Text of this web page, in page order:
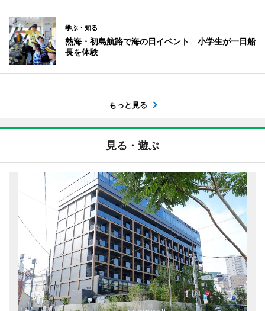
学ぶ・知る
熱海・初島航路で海の日イベント 小学生が一日船
長を体験
もっと見る
見る・遊ぶ